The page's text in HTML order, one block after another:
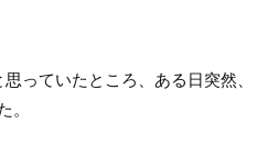
っていたところ、ある日突然、